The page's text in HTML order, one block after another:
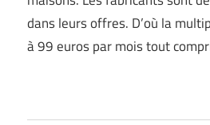
dans leurs offres. D’où la
à 99 euros par mois tout